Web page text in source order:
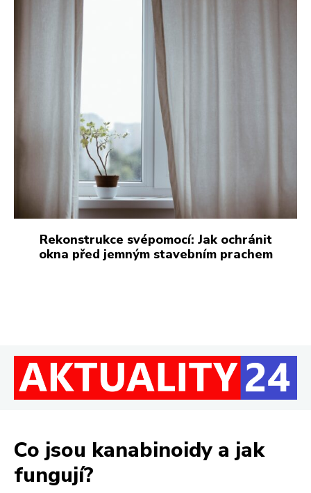
Rekonstrukce svépomocí: Jak ochránit
okna před jemným stavebním prachem